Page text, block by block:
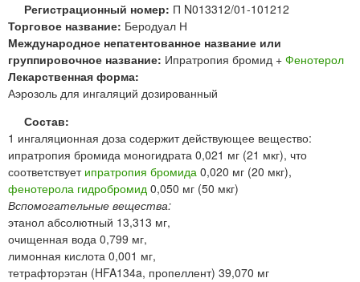
Регистрационный номер: П N013312/01-101212
Торговое название: Беродуал Н
Международное непатентованное название или
группировочное название: Ипратропия бромид + Фенотерол
Лекарственная форма:
Аэрозоль для ингаляций дозированный
Состав:
1 ингаляционная доза содержит действующее вещество:
ипратропия бромида моногидрата 0,021 мг (21 мкг), что
соответствует ипратропия бромида 0,020 мг (20 мкг),
фенотерола гидробромид 0,050 мг (50 мкг)
Вспомогательные вещества:
этанол абсолютный 13,313 мг,
очищенная вода 0,799 мг,
лимонная кислота 0,001 мг,
тетрафторэтан (HFA134a, пропеллент) 39,070 мг